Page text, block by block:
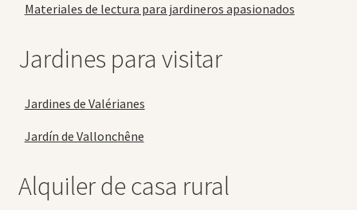
Materiales de lectura para jardineros apasionados
Jardines para visitar
Jardines de Valérianes
Jardín de Vallonchêne
Alquiler de casa rural